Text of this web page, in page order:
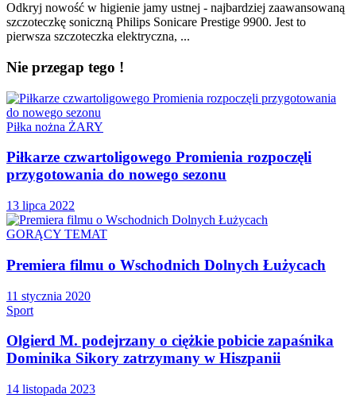
Odkryj nowość w higienie jamy ustnej - najbardziej zaawansowaną
szczoteczkę soniczną Philips Sonicare Prestige 9900. Jest to
pierwsza szczoteczka elektryczna, ...
Nie przegap tego !
Piłka nożna ŻARY
Piłkarze czwartoligowego Promienia rozpoczęli
przygotowania do nowego sezonu
13 lipca 2022
GORĄCY TEMAT
Premiera filmu o Wschodnich Dolnych Łużycach
11 stycznia 2020
Sport
Olgierd M. podejrzany o ciężkie pobicie zapaśnika
Dominika Sikory zatrzymany w Hiszpanii
14 listopada 2023